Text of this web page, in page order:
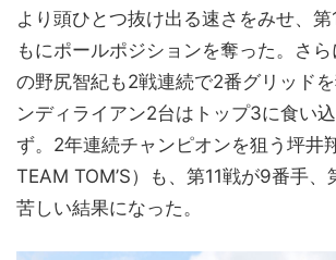
より頭ひとつ抜け出る速さをみせ、第
もにポールポジションを奪った。さら
の野尻智紀も2戦連続で2番グリッド
ンディライアン2台はトップ3に食い
ず。2年連続チャンピオンを狙う坪井
TEAM TOM’S）も、第11戦が9番手、
苦しい結果になった。